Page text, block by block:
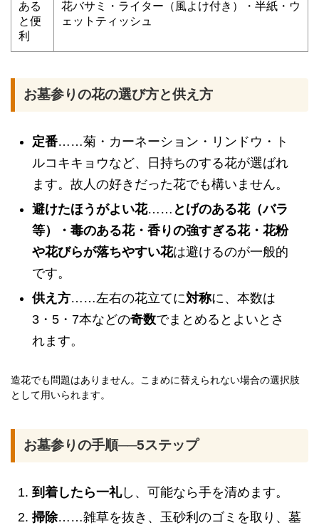
ある
と便
利
花バサミ・ライター（風よけ付き）・半紙・ウ
ェットティッシュ
お墓参りの花の選び方と供え方
定番……菊・カーネーション・リンドウ・ト
ルコキキョウなど、日持ちのする花が選ばれ
ます。故人の好きだった花でも構いません。
避けたほうがよい花…… とげのある花（バラ
等）・毒のある花・香りの強すぎる花・花粉
や花びらが落ちやすい花は避けるのが一般的
です。
供え方……左右の花立てに対称に、本数は
3・5・7本などの奇数でまとめるとよいとさ
れます。
造花でも問題はありません。こまめに替えられない場合の選択肢
として用いられます。
お墓参りの手順──5ステップ
到着したら一礼し、可能なら手を清めます。
掃除……雑草を抜き、玉砂利のゴミを取り、墓